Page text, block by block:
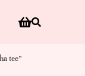
tee”